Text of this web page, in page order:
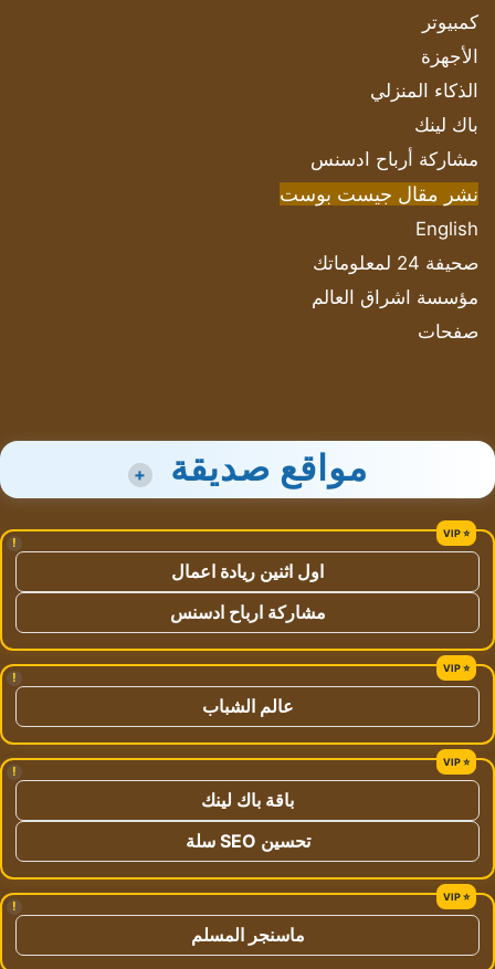
كمبيوتر
الأجهزة
الذكاء المنزلي
باك لينك
مشاركة أرباح ادسنس
نشر مقال جيست بوست
English
صحيفة 24 لمعلوماتك
مؤسسة اشراق العالم
صفحات
مواقع صديقة +
!
اول اثنين ريادة اعمال
مشاركة ارباح ادسنس
!
عالم الشباب
!
باقة باك لينك
تحسين SEO سلة
!
ماسنجر المسلم